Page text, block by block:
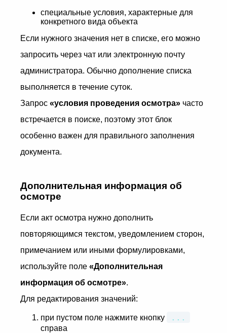
специальные условия, характерные для
конкретного вида объекта
Если нужного значения нет в списке, его можно
запросить через чат или электронную почту
администратора. Обычно дополнение списка
выполняется в течение суток.
Запрос «условия проведения осмотра» часто
встречается в поиске, поэтому этот блок
особенно важен для правильного заполнения
документа.
Дополнительная информация об
осмотре
Если акт осмотра нужно дополнить
повторяющимся текстом, уведомлением сторон,
примечанием или иными формулировками,
используйте поле «Дополнительная
информация об осмотре».
Для редактирования значений:
при пустом поле нажмите кнопку ...
справа